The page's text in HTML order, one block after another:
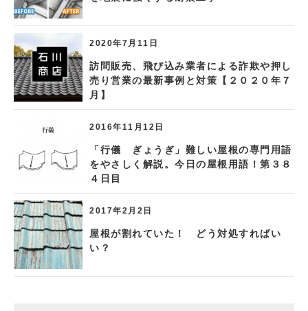
2020年7月11日
訪問販売、飛び込み業者による詐欺や押し
売り営業の最新事例と対策【２０２０年７
月】
2016年11月12日
「行儀 ぎょうぎ」難しい屋根の専門用語
をやさしく解説。今日の屋根用語！第３８
４日目
2017年2月2日
屋根が割れていた！ どう対処すればい
い？